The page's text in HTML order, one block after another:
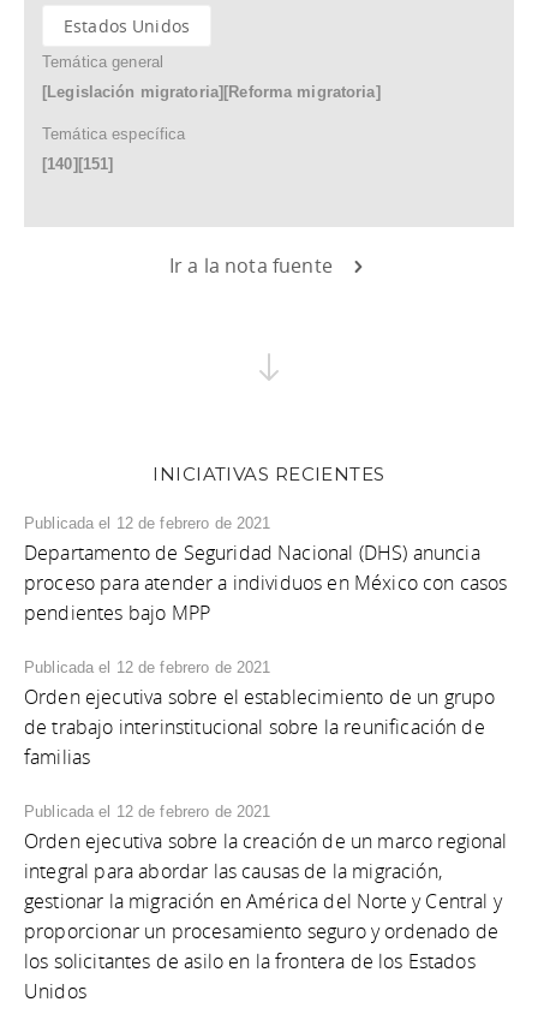
Estados Unidos
Temática general
[Legislación migratoria][Reforma migratoria]
Temática específica
[140][151]
Ir a la nota fuente
INICIATIVAS RECIENTES
Publicada el 12 de febrero de 2021
Departamento de Seguridad Nacional (DHS) anuncia
proceso para atender a individuos en México con casos
pendientes bajo MPP
Publicada el 12 de febrero de 2021
Orden ejecutiva sobre el establecimiento de un grupo
de trabajo interinstitucional sobre la reunificación de
familias
Publicada el 12 de febrero de 2021
Orden ejecutiva sobre la creación de un marco regional
integral para abordar las causas de la migración,
gestionar la migración en América del Norte y Central y
proporcionar un procesamiento seguro y ordenado de
los solicitantes de asilo en la frontera de los Estados
Unidos